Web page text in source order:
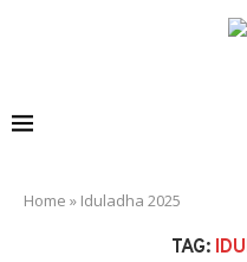
Home » Iduladha 2025
TAG: